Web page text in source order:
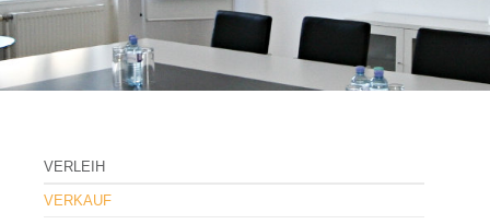
Lichttechnik
Videotechnik
Beamer und Projektoren
VERLEIH
VERKAUF